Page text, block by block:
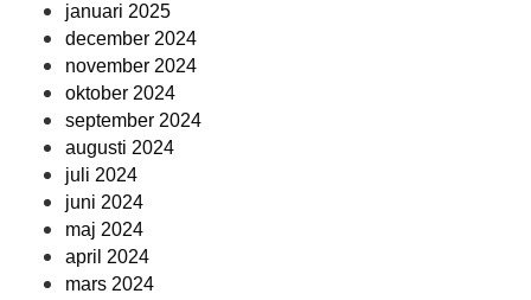
januari 2025
december 2024
november 2024
oktober 2024
september 2024
augusti 2024
juli 2024
juni 2024
maj 2024
april 2024
mars 2024